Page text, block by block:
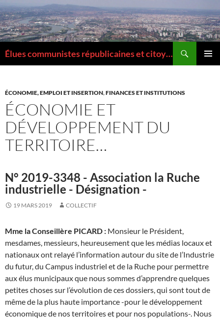
Aller
au
contenu
Élues communistes républicaines et citoyennes de la Métropole de Lyon
ÉCONOMIE, EMPLOI ET INSERTION,FINANCES ET INSTITUTIONS
ÉCONOMIE ET
DÉVELOPPEMENT DU
TERRITOIRE…
N° 2019-3348 - Association la Ruche
industrielle - Désignation -
19 MARS 2019 COLLECTIF
Mme la Conseillère PICARD : Monsieur le Président,
mesdames, messieurs, heureusement que les médias locaux et
nationaux ont relayé l’information autour du site de l’Industrie
du futur, du Campus industriel et de la Ruche pour permettre
aux élus municipaux que nous sommes d’apprendre quelques
petites choses sur l’évolution de ces dossiers, qui sont tout de
même de la plus haute importance -pour le développement
économique de nos territoires et pour nos populations-. Nous